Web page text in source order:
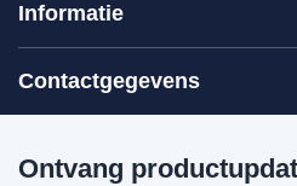
Informatie
Contactgegevens
Ontvang